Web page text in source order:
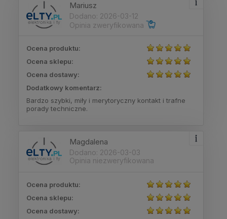
Mariusz
Dodano: 2026-03-12
Opinia zweryfikowana
Ocena produktu:
Ocena sklepu:
Ocena dostawy:
Dodatkowy komentarz:
Bardzo szybki, miły i merytoryczny kontakt i trafne
porady techniczne.
Magdalena
Dodano: 2026-03-03
Opinia niezweryfikowana
Ocena produktu:
Ocena sklepu:
Ocena dostawy: